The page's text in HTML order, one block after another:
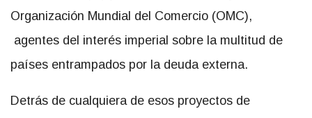
Organización Mundial del Comercio (OMC),
agentes del interés imperial sobre la multitud de
países entrampados por la deuda externa.
Detrás de cualquiera de esos proyectos de